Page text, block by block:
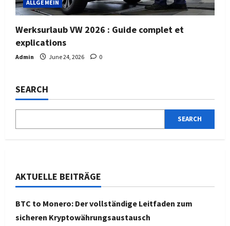
ALLGEMEIN
Werksurlaub VW 2026 : Guide complet et
explications
Admin June 24, 2026 0
SEARCH
SEARCH
AKTUELLE BEITRÄGE
BTC to Monero: Der vollständige Leitfaden zum
sicheren Kryptowährungsaustausch